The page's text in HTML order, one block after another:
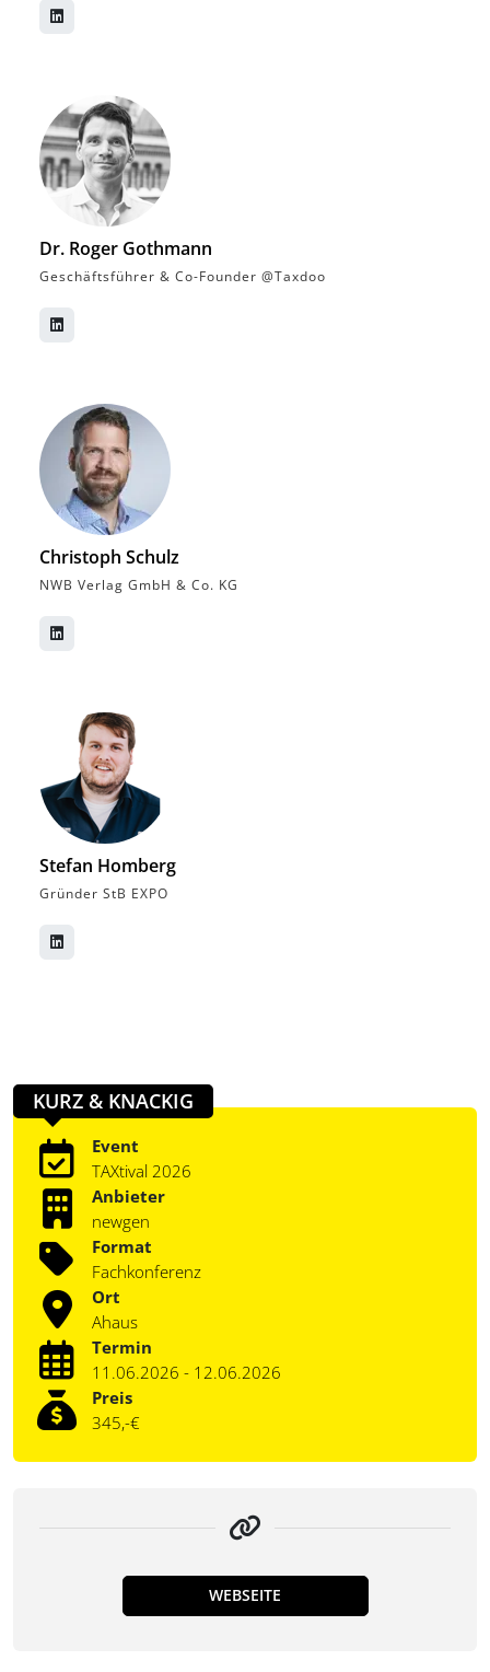
Dr. Roger Gothmann
Geschäftsführer & Co-Founder @Taxdoo
Christoph Schulz
NWB Verlag GmbH & Co. KG
Stefan Homberg
Gründer StB EXPO
KURZ & KNACKIG
Event
TAXtival 2026
Anbieter
newgen
Format
Fachkonferenz
Ort
Ahaus
Termin
11.06.2026 - 12.06.2026
Preis
345,-€
WEBSEITE